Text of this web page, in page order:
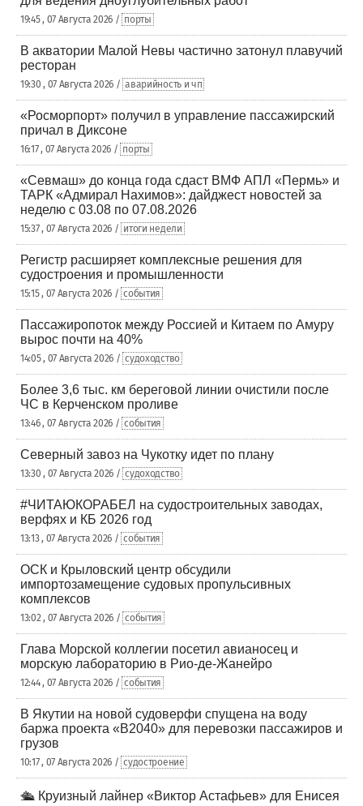
19:45 , 07 Августа 2026 / порты
В акватории Малой Невы частично затонул плавучий
ресторан
19:30 , 07 Августа 2026 / аварийность и чп
«Росморпорт» получил в управление пассажирский
причал в Диксоне
16:17 , 07 Августа 2026 / порты
«Севмаш» до конца года сдаст ВМФ АПЛ «Пермь» и
ТАРК «Адмирал Нахимов»: дайджест новостей за
неделю с 03.08 по 07.08.2026
15:37 , 07 Августа 2026 / итоги недели
Регистр расширяет комплексные решения для
судостроения и промышленности
15:15 , 07 Августа 2026 / события
Пассажиропоток между Россией и Китаем по Амуру
вырос почти на 40%
14:05 , 07 Августа 2026 / судоходство
Более 3,6 тыс. км береговой линии очистили после
ЧС в Керченском проливе
13:46 , 07 Августа 2026 / события
Северный завоз на Чукотку идет по плану
13:30 , 07 Августа 2026 / судоходство
#ЧИТАЮКОРАБЕЛ на судостроительных заводах,
верфях и КБ 2026 год
13:13 , 07 Августа 2026 / события
ОСК и Крыловский центр обсудили
импортозамещение судовых пропульсивных
комплексов
13:02 , 07 Августа 2026 / события
Глава Морской коллегии посетил авианосец и
морскую лабораторию в Рио-де-Жанейро
12:44 , 07 Августа 2026 / события
В Якутии на новой судоверфи спущена на воду
баржа проекта «В2040» для перевозки пассажиров и
грузов
10:17 , 07 Августа 2026 / судостроение
🛳️ Круизный лайнер «Виктор Астафьев» для Енисея